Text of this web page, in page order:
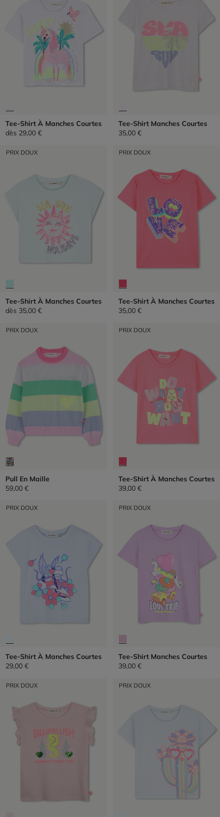
Tee-Shirt À Manches Courtes
dès 29,00 €
Tee-Shirt Manches Courtes
35,00 €
PRIX DOUX
Tee-Shirt À Manches Courtes
dès 35,00 €
PRIX DOUX
Tee-Shirt À Manches Courtes
35,00 €
PRIX DOUX
Pull En Maille
59,00 €
PRIX DOUX
Tee-Shirt À Manches Courtes
39,00 €
PRIX DOUX
Tee-Shirt À Manches Courtes
29,00 €
PRIX DOUX
Tee-Shirt Manches Courtes
39,00 €
PRIX DOUX PRIX DOUX